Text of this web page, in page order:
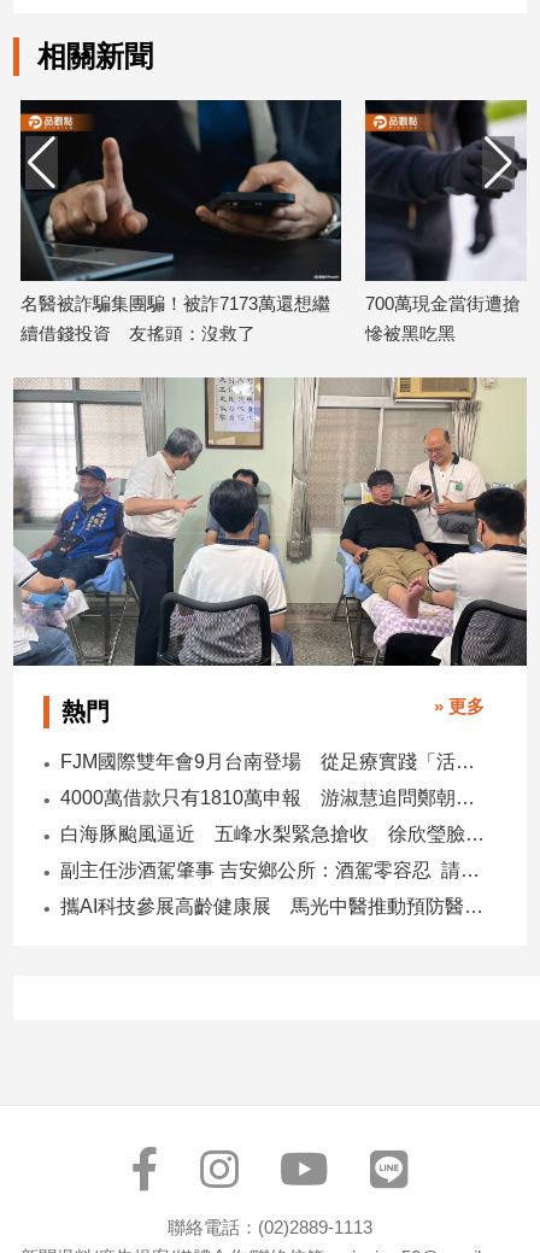
遊
運
動
寵
物
Pet
影
專
區
合
作
媒
體
投
專
區
【我
的
點】
相關新聞
名醫被詐騙集團騙！被詐7173萬還想繼
續借錢投資 友搖頭：沒救了
700萬現金當街遭搶
慘被黑吃黑
熱門 » 更多
FJM國際雙年會9月台南登場 從足療實踐「活出愛」
4000萬借款只有1810萬申報 游淑慧追問鄭朝方：2190萬差額去哪了
白海豚颱風逼近 五峰水梨緊急搶收 徐欣瑩臉書急呼「搶救五峰水梨」
副主任涉酒駕肇事 吉安鄉公所：酒駕零容忍 請辭獲准
攜AI科技參展高齡健康展 馬光中醫推動預防醫學迎接長壽新經濟
聯絡電話：(02)2889-1113